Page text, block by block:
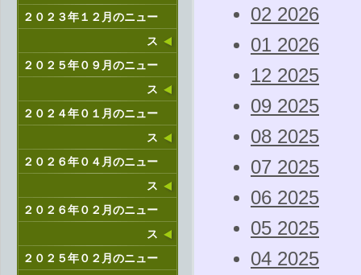
２０２３年１２月のニュー
ス
２０２５年０９月のニュー
ス
２０２４年０１月のニュー
ス
２０２６年０４月のニュー
ス
２０２６年０２月のニュー
ス
２０２５年０２月のニュー
02 2026
01 2026
12 2025
09 2025
08 2025
07 2025
06 2025
05 2025
04 2025